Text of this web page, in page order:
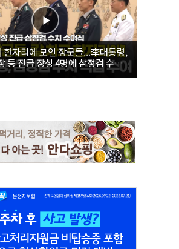
자리에 모인 장군들...李대통령,
등 진급 장성 4명에 삼정검 수치
26.08.07 장성 진급·삼정검 수치